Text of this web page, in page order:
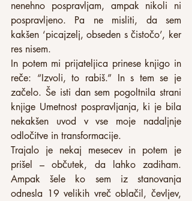
nenehno pospravljam, ampak nikoli ni
pospravljeno. Pa ne misliti, da sem
kakšen ‘picajzelj, obseden s čistočo’, ker
res nisem.
In potem mi prijateljica prinese knjigo in
reče: “Izvoli, to rabiš.” In s tem se je
začelo. Še isti dan sem pogoltnila strani
knjige Umetnost pospravljanja, ki je bila
nekakšen uvod v vse moje nadaljnje
odločitve in transformacije.
Trajalo je nekaj mesecev in potem je
prišel – občutek, da lahko zadiham.
Ampak šele ko sem iz stanovanja
odnesla 19 velikih vreč oblačil, čevljev,